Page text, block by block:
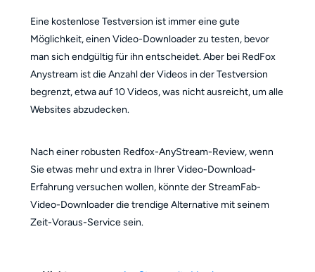
Eine kostenlose Testversion ist immer eine gute
Möglichkeit, einen Video-Downloader zu testen, bevor
man sich endgültig für ihn entscheidet. Aber bei RedFox
Anystream ist die Anzahl der Videos in der Testversion
begrenzt, etwa auf 10 Videos, was nicht ausreicht, um alle
Websites abzudecken.
Nach einer robusten Redfox-AnyStream-Review, wenn
Sie etwas mehr und extra in Ihrer Video-Download-
Erfahrung versuchen wollen, könnte der StreamFab-
Video-Downloader die trendige Alternative mit seinem
Zeit-Voraus-Service sein.